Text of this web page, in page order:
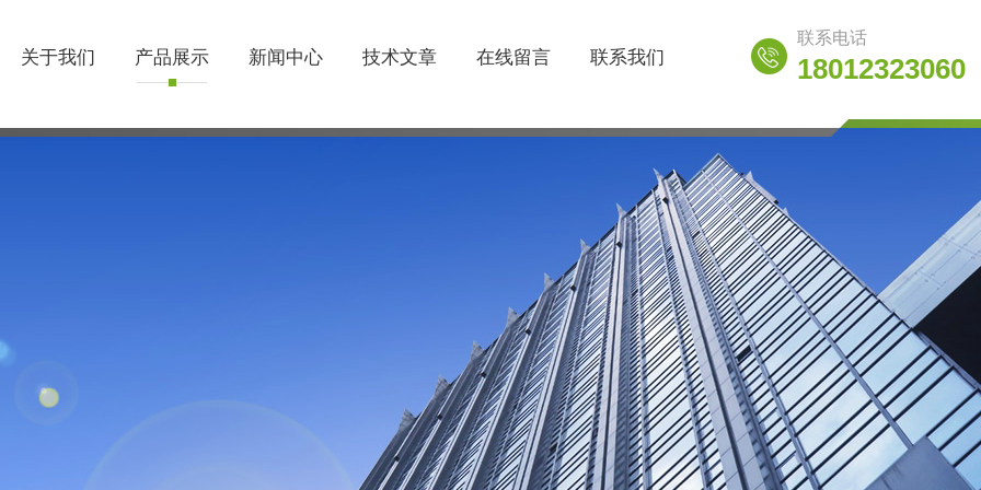
关于我们 产品展示 新闻中心 技术文章 在线留言 联系我们
联系电话
18012323060